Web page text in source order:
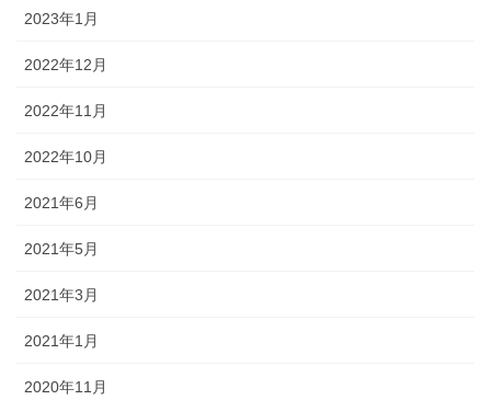
2023年1月
2022年12月
2022年11月
2022年10月
2021年6月
2021年5月
2021年3月
2021年1月
2020年11月